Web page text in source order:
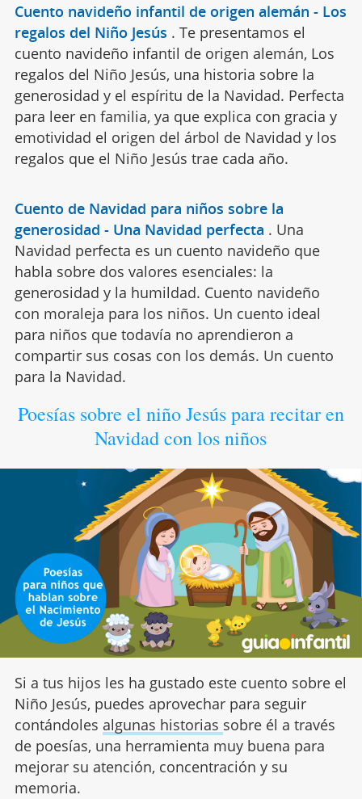
Cuento navideño infantil de origen alemán - Los
regalos del Niño Jesús . Te presentamos el
cuento navideño infantil de origen alemán, Los
regalos del Niño Jesús, una historia sobre la
generosidad y el espíritu de la Navidad. Perfecta
para leer en familia, ya que explica con gracia y
emotividad el origen del árbol de Navidad y los
regalos que el Niño Jesús trae cada año.
Cuento de Navidad para niños sobre la
generosidad - Una Navidad perfecta . Una
Navidad perfecta es un cuento navideño que
habla sobre dos valores esenciales: la
generosidad y la humildad. Cuento navideño
con moraleja para los niños. Un cuento ideal
para niños que todavía no aprendieron a
compartir sus cosas con los demás. Un cuento
para la Navidad.
Poesías sobre el niño Jesús para recitar en
Navidad con los niños
Si a tus hijos les ha gustado este cuento sobre el
Niño Jesús, puedes aprovechar para seguir
contándoles algunas historias sobre él a través
de poesías, una herramienta muy buena para
mejorar su atención, concentración y su
memoria.